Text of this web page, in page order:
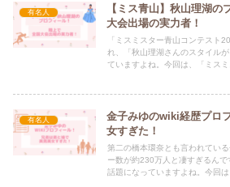
有名人
【ミス青山】秋山理湖の
大会出場の実力者！
「ミスミスター青山コンテスト
れ、「秋山理湖さんのスタイル
ていますよね。今回は、「ミス
有名人
金子みゆのwiki経歴プロ
女すぎた！
第二の橋本環奈とも言われてい
ー数が約230万人と凄すぎるん
話題になっていますよね。今回